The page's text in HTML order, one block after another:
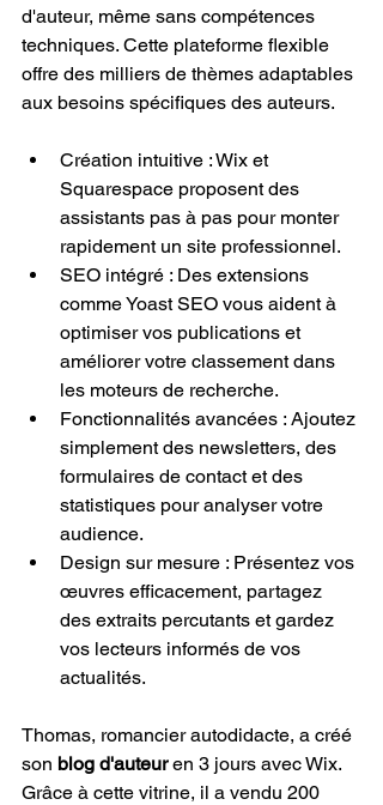
d'auteur, même sans compétences
techniques. Cette plateforme flexible
offre des milliers de thèmes adaptables
aux besoins spécifiques des auteurs.
Création intuitive : Wix et
Squarespace proposent des
assistants pas à pas pour monter
rapidement un site professionnel.
SEO intégré : Des extensions
comme Yoast SEO vous aident à
optimiser vos publications et
améliorer votre classement dans
les moteurs de recherche.
Fonctionnalités avancées : Ajoutez
simplement des newsletters, des
formulaires de contact et des
statistiques pour analyser votre
audience.
Design sur mesure : Présentez vos
œuvres efficacement, partagez
des extraits percutants et gardez
vos lecteurs informés de vos
actualités.
Thomas, romancier autodidacte, a créé
son blog d'auteur en 3 jours avec Wix.
Grâce à cette vitrine, il a vendu 200